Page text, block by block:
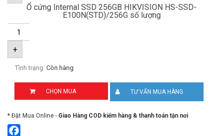
Ổ cứng Internal SSD 256GB HIKVISION HS-SSD-
E100N(STD)/256G số lượng
+
Tình trạng: Còn hàng
CHỌN MUA TƯ VẤN MUA HÀNG
* Đặt Mua Online - Giao Hàng COD kiểm hàng & thanh toán tận nơi